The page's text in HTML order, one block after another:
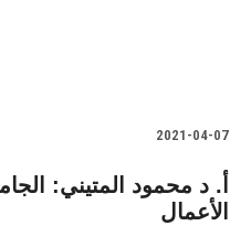
2021-04-07
أ. د محمود المتيني:
الأعمال